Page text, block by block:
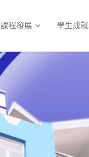
課程發展 學生成就